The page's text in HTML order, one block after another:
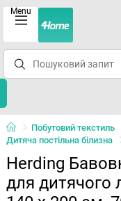
Menu
Побутовий текстиль
Дитяча постільна білизна
Herding
для дитячого